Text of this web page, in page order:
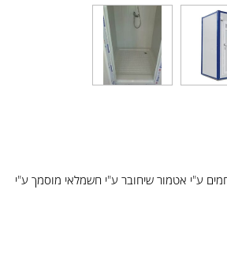
ע"י אטמור שיחובר ע"י חשמלאי מוסמך ע"י